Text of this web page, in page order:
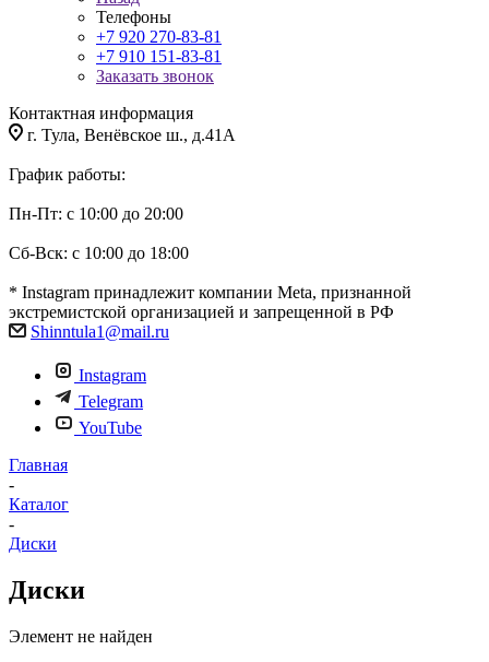
Телефоны
+7 920 270-83-81
+7 910 151-83-81
Заказать звонок
Контактная информация
г. Тула, Венёвское ш., д.41А
График работы:
Пн-Пт: с 10:00 до 20:00
Сб-Вск: с 10:00 до 18:00
* Instagram принадлежит компании Meta, признанной
экстремистской организацией и запрещенной в РФ
Shinntula1@mail.ru
Instagram
Telegram
YouTube
Главная
-
Каталог
-
Диски
Диски
Элемент не найден